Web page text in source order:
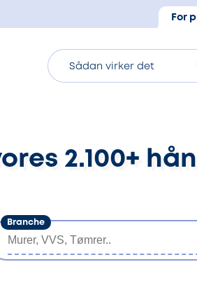
For
Sådan virker det
2.100+
Branche